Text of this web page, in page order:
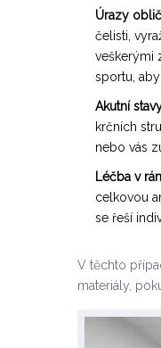
Úrazy
čelisti,
veškerými
sportu,
Akutní
krčních
nebo vás
Léčba v
celkovou
se řeší
V těchto
materiály,